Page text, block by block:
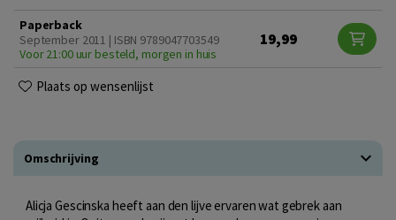
Paperback
September 2011 | ISBN 9789047703549
Voor 21:00 uur besteld, morgen in huis
19,99
Plaats op wensenlijst
Omschrijving
Alicja Gescinska heeft aan den lijve ervaren wat gebrek aan